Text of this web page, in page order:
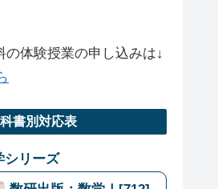
の体験授業の申し込みは↓
書別対応表
リーズ